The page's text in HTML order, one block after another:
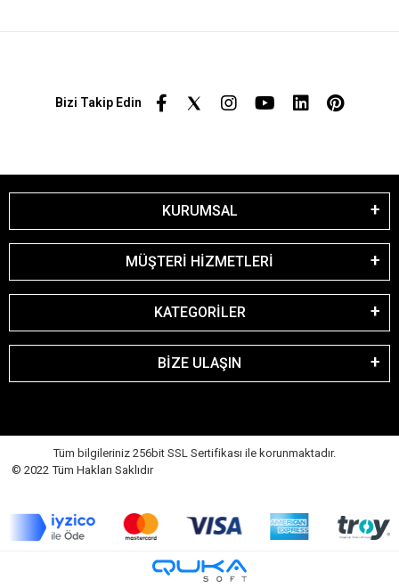
Bizi Takip Edin
KURUMSAL
MÜŞTERİ HİZMETLERİ
KATEGORİLER
BİZE ULAŞIN
Tüm bilgileriniz 256bit SSL Sertifikası ile korunmaktadır.
© 2022 Tüm Hakları Saklıdır